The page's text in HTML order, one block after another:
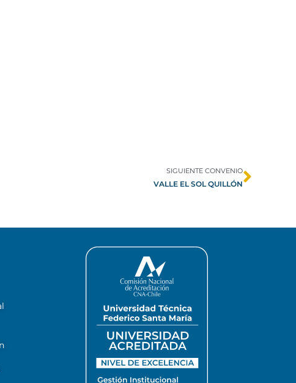
SIGUIENTE CONVENIO
VALLE EL SOL QUILLÓN